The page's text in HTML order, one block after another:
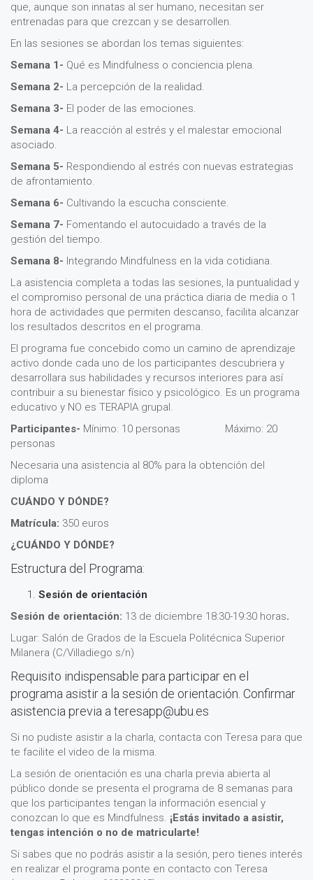
que, aunque son innatas al ser humano, necesitan ser
entrenadas para que crezcan y se desarrollen.
En las sesiones se abordan los temas siguientes:
Semana 1- Qué es Mindfulness o conciencia plena.
Semana 2- La percepción de la realidad.
Semana 3- El poder de las emociones.
Semana 4- La reacción al estrés y el malestar emocional
asociado.
Semana 5- Respondiendo al estrés con nuevas estrategias
de afrontamiento.
Semana 6- Cultivando la escucha consciente.
Semana 7- Fomentando el autocuidado a través de la
gestión del tiempo.
Semana 8- Integrando Mindfulness en la vida cotidiana.
La asistencia completa a todas las sesiones, la puntualidad y
el compromiso personal de una práctica diaria de media o 1
hora de actividades que permiten descanso, facilita alcanzar
los resultados descritos en el programa.
El programa fue concebido como un camino de aprendizaje
activo donde cada uno de los participantes descubriera y
desarrollara sus habilidades y recursos interiores para así
contribuir a su bienestar físico y psicológico. Es un programa
educativo y NO es TERAPIA grupal.
Participantes- Mínimo: 10 personas Máximo: 20
personas
Necesaria una asistencia al 80% para la obtención del
diploma
CUÁNDO Y DÓNDE?
Matrícula: 350 euros
¿CUÁNDO Y DÓNDE?
Estructura del Programa:
Sesión de orientación
Sesión de orientación: 13 de diciembre 18:30-19:30 horas.
Lugar: Salón de Grados de la Escuela Politécnica Superior
Milanera (C/Villadiego s/n)
Requisito indispensable para participar en el
programa asistir a la sesión de orientación. Confirmar
asistencia previa a teresapp@ubu.es
Si no pudiste asistir a la charla, contacta con Teresa para que
te facilite el video de la misma.
La sesión de orientación es una charla previa abierta al
público donde se presenta el programa de 8 semanas para
que los participantes tengan la información esencial y
conozcan lo que es Mindfulness. ¡Estás invitado a asistir,
tengas intención o no de matricularte!
Si sabes que no podrás asistir a la sesión, pero tienes interés
en realizar el programa ponte en contacto con Teresa